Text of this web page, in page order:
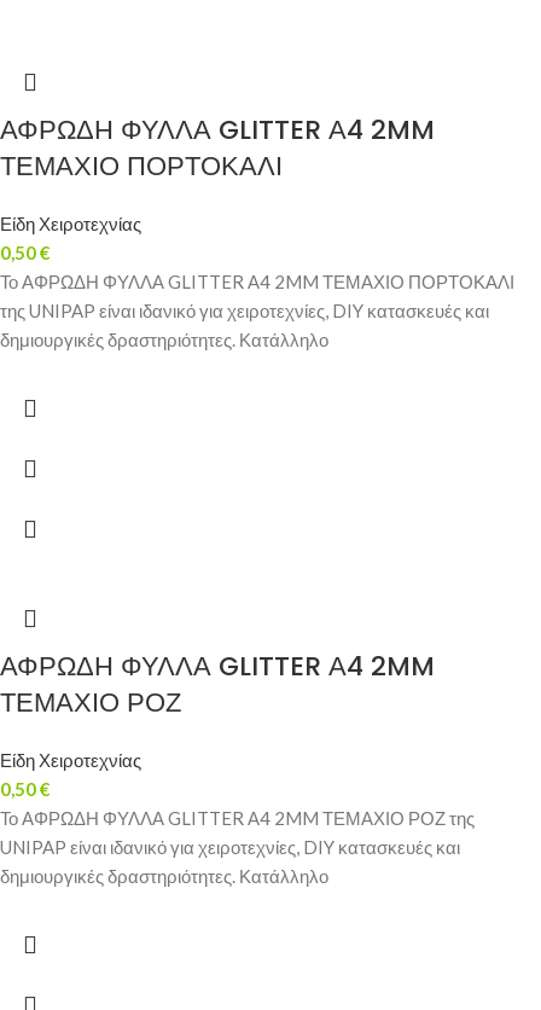
ΑΦΡΩΔΗ ΦΥΛΛΑ GLITTER Α4 2MM
ΤΕΜΑΧΙΟ ΠΟΡΤΟΚΑΛΙ
Είδη Χειροτεχνίας
0,50€
Το ΑΦΡΩΔΗ ΦΥΛΛΑ GLITTER Α4 2MM ΤΕΜΑΧΙΟ ΠΟΡΤΟΚΑΛΙ
της UNIPAP είναι ιδανικό για χειροτεχνίες, DIY κατασκευές και
δημιουργικές δραστηριότητες. Κατάλληλο
ΑΦΡΩΔΗ ΦΥΛΛΑ GLITTER Α4 2MM
ΤΕΜΑΧΙΟ ΡΟΖ
Είδη Χειροτεχνίας
0,50€
Το ΑΦΡΩΔΗ ΦΥΛΛΑ GLITTER Α4 2MM ΤΕΜΑΧΙΟ ΡΟΖ της
UNIPAP είναι ιδανικό για χειροτεχνίες, DIY κατασκευές και
δημιουργικές δραστηριότητες. Κατάλληλο